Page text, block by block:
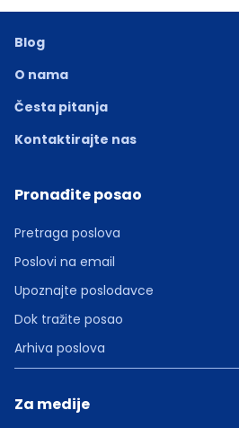
Blog
O nama
Česta pitanja
Kontaktirajte nas
Pronađite posao
Pretraga poslova
Poslovi na email
Upoznajte poslodavce
Dok tražite posao
Arhiva poslova
Za medije